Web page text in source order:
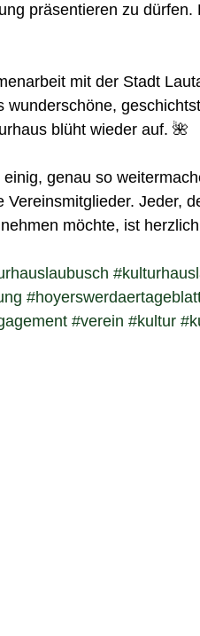
präsentieren zu
mit der Stadt
wunderschöne,
blüht wieder auf. 🌺
genau so
Vereinsmitglieder. Jeder,
möchte, ist
#verein #kultur